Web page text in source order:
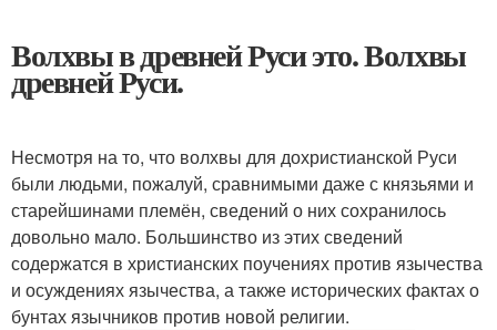
Волхвы в древней Руси это. Волхвы
древней Руси.
Несмотря на то, что волхвы для дохристианской Руси
были людьми, пожалуй, сравнимыми даже с князьями и
старейшинами племён, сведений о них сохранилось
довольно мало. Большинство из этих сведений
содержатся в христианских поучениях против язычества
и осуждениях язычества, а также исторических фактах о
бунтах язычников против новой религии.